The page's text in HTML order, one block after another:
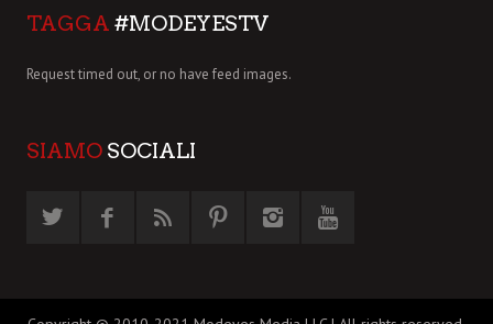
TAGGA #MODEYESTV
Request timed out, or no have feed images.
SIAMO SOCIALI